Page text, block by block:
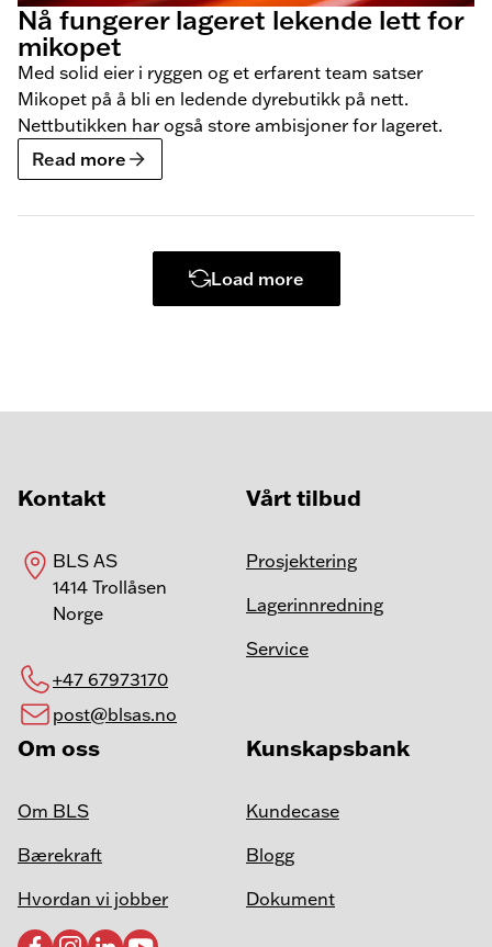
Nå fungerer lageret lekende lett for
mikopet
Med solid eier i ryggen og et erfarent team satser
Mikopet på å bli en ledende dyrebutikk på nett.
Nettbutikken har også store ambisjoner for lageret.
Read more
Load more
Kontakt
BLS AS
1414 Trollåsen
Norge
+47 67973170
post@blsas.no
Vårt tilbud
Prosjektering
Lagerinnredning
Service
Om oss
Om BLS
Bærekraft
Hvordan vi jobber
Kunskapsbank
Kundecase
Blogg
Dokument